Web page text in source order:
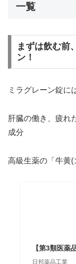
一覧
まずは飲む前
ン！
ミラグレーン錠に
肝臓の働き、疲れ
成分
高級生薬の「牛黄(
【第3類医薬
日邦薬品工業